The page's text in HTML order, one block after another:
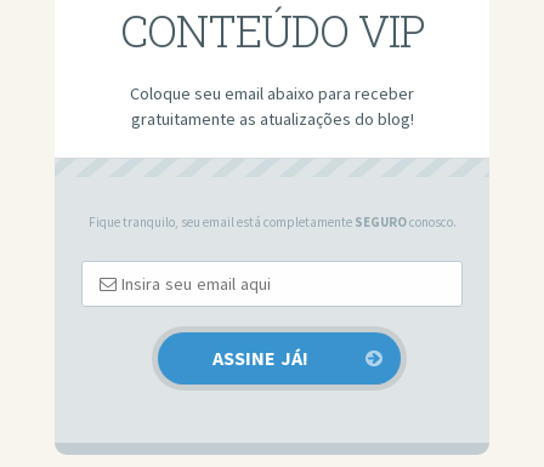
CONTEÚDO VIP
Coloque seu email abaixo para receber
gratuitamente as atualizações do blog!
Fique tranquilo, seu email está completamente SEGUROconosco.